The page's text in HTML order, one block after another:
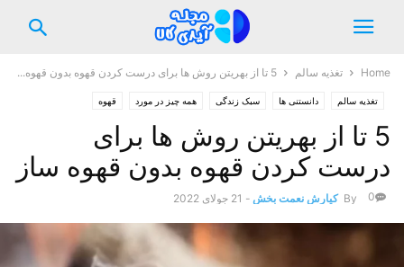
Home تغذیه سالم 5 تا از بهریتن روش ها برای درست کردن قهوه بدون قهوه...
تغذیه سالم دانستنی ها سبک زندگی همه چیز در مورد قهوه
5 تا از بهریتن روش ها برای
درست کردن قهوه بدون قهوه ساز
By کیارش نعمت بخش - 21 جولای 2022 0